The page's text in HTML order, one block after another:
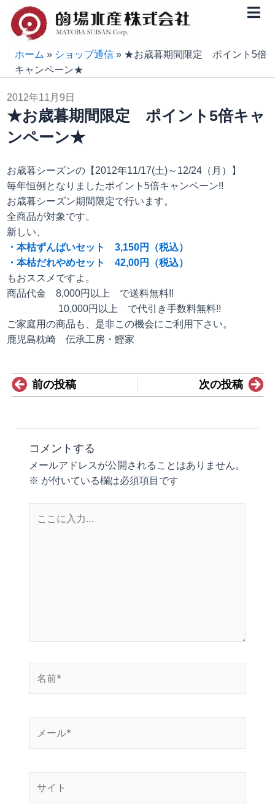
プ
ホーム » ショップ通信 » ★お歳暮期間限定 ポイント5倍
キャンペーン★
2012年11月9日
★お歳暮期間限定 ポイント5倍キャ
ンペーン★
お歳暮シーズンの【2012年11/17(土)～12/24（月）】
毎年恒例となりましたポイント5倍キャンペーン!!
お歳暮シーズン期間限定で行います。
全商品が対象です。
新しい、
・本枯ずんばいセット 3,150円（税込）
・本枯だれやめセット 42,00円（税込）
もおススメですよ。
商品代金 8,000円以上 で送料無料!!
10,000円以上 で代引き手数料無料!!
ご家庭用の商品も、是非この機会にご利用下さい。
鹿児島枕崎 伝承工房・鰹家
Prev
前の投稿 次の投稿
コメントする
メールアドレスが公開されることはありません。
※ が付いている欄は必須項目です
*